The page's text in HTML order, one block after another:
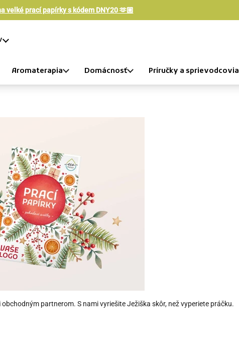
velké prací papírky s kódem DNY20 🫶🏼
Aromaterapia Domácnosť Príručky a sprievodcovia
partnerom. S nami vyriešite Ježiška skôr, než vyperiete práčku.